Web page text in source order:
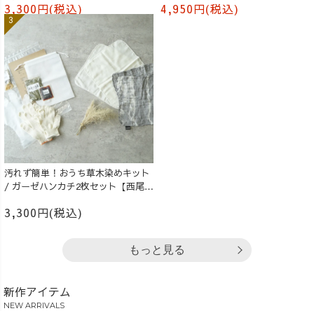
3,300円(税込)
4,950円(税込)
汚れず簡単！おうち草木染めキット
/ ガーゼハンカチ2枚セット【西尾の
3,300円(税込)
もっと見る
新作アイテム
NEW ARRIVALS